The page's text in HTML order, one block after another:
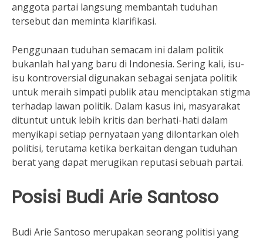
anggota partai langsung membantah tuduhan
tersebut dan meminta klarifikasi.
Penggunaan tuduhan semacam ini dalam politik
bukanlah hal yang baru di Indonesia. Sering kali, isu-
isu kontroversial digunakan sebagai senjata politik
untuk meraih simpati publik atau menciptakan stigma
terhadap lawan politik. Dalam kasus ini, masyarakat
dituntut untuk lebih kritis dan berhati-hati dalam
menyikapi setiap pernyataan yang dilontarkan oleh
politisi, terutama ketika berkaitan dengan tuduhan
berat yang dapat merugikan reputasi sebuah partai.
Posisi Budi Arie Santoso
Budi Arie Santoso merupakan seorang politisi yang